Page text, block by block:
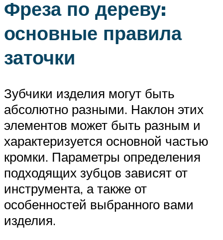
Фреза по дереву:
основные правила
заточки
Зубчики изделия могут быть
абсолютно разными. Наклон этих
элементов может быть разным и
характеризуется основной частью
кромки. Параметры определения
подходящих зубцов зависят от
инструмента, а также от
особенностей выбранного вами
изделия.